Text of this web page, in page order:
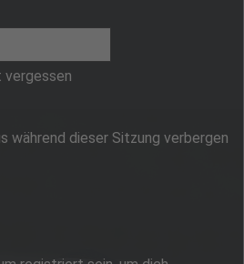
vergessen
während dieser Sitzung verbergen